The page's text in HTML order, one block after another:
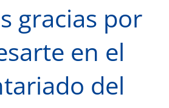
gracias por
en el
del